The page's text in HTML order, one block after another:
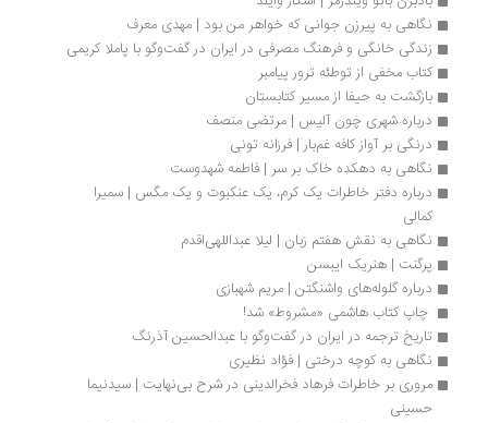
نگاهی به پیرزن جوانی که خواهر من بود | مهدی معرف
زندگی خانگی و فرهنگ مصرفی در ایران در گفت‌وگو با پاملا کریمی
کتاب مخفی از توطئه ترور پیامبر
بازگشت به حیفا از مسیر کتابستان
درباره شهری چون آلیس | مرتضی منصف
درنگی بر آواز کافه‌ غم‌بار | فرزانه تونی
نگاهی به دهکده خاک بر سر | فاطمه شهدوست
نگاهی به نقش هفتم زبان | لیلا عبداللهی‌اقدم
پرگنت | هنریک ایبسن
درباره گلوله‌های واشنگتن | مریم شهبازی
چاپ کتاب هاشمی «مشروط» شد!
تاریخ ترجمه در ایران در گفت‌وگو با عبدالحسین آذرنگ
نگاهی به کوچه درختی | فؤاد نظیری
مروری بر خاطرات فرهاد فخرالدینی در شرح بی‌نهایت | سیدنیما
حسینی